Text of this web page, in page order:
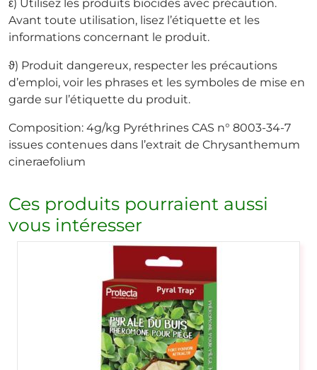
ε) Utilisez les produits biocides avec précaution.
Avant toute utilisation, lisez l’étiquette et les
informations concernant le produit.
ϑ) Produit dangereux, respecter les précautions
d’emploi, voir les phrases et les symboles de mise en
garde sur l’étiquette du produit.
Composition: 4g/kg Pyréthrines CAS n° 8003-34-7
issues contenues dans l’extrait de Chrysanthemum
cineraefolium
Ces produits pourraient aussi
vous intéresser